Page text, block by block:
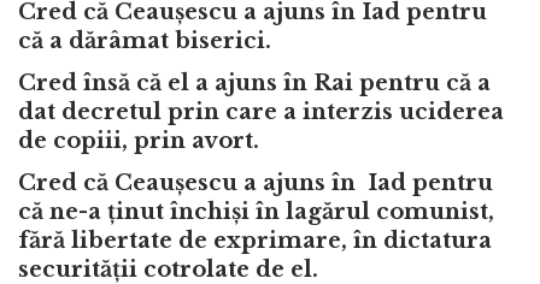
Cred că Ceaușescu a ajuns în Iad pentru
că a dărâmat biserici.
Cred însă că el a ajuns în Rai pentru că a
dat decretul prin care a interzis uciderea
de copiii, prin avort.
Cred că Ceaușescu a ajuns în Iad pentru
că ne-a ținut închiși în lagărul comunist,
fără libertate de exprimare, în dictatura
securității cotrolate de el.